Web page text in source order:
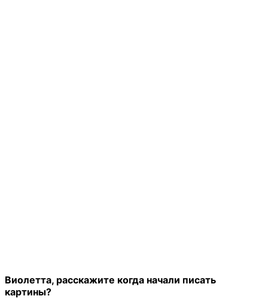
Виолетта, расскажите когда начали писать
картины?